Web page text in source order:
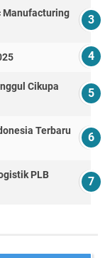
Manufacturing
Cikupa
Terbaru
PLB